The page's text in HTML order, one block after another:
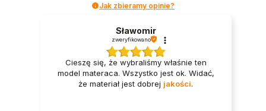
Jak zbieramy opinie?
Sławomir
zweryfikowano
Cieszę się, że wybraliśmy właśnie ten
model materaca. Wszystko jest ok. Widać,
że materiał jest dobrej jakości.